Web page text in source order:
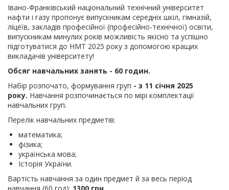
Івано-Франківський національний технічний університет
нафти і газу пропонує випускникам середніх шкіл, гімназій,
ліцеїв, закладів професійної (професійно-технічної) освіти,
випускникам минулих років можливість якісно та успішно
підготуватися до НМТ 2025 року з допомогою кращих
викладачів університету!
Обсяг навчальних занять - 60 годин.
Набір розпочато, формування груп - з 11 січня 2025
року. Навчання розпочинається по мірі комплектації
навчальних груп.
Перелік навчальних предметів:
математика;
фізика;
українська мова;
Історія України.
Вартість навчання за один предмет й за весь період